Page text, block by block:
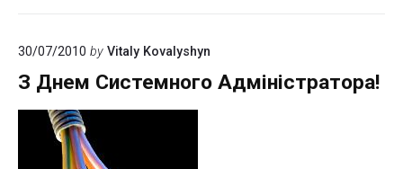
30/07/2010 by Vitaly Kovalyshyn
З Днем Системного Адміністратора!